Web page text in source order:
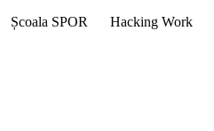
Școala SPOR Hacking Work